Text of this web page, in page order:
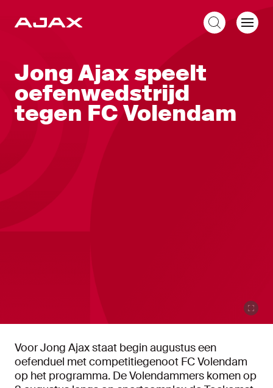
Jong Ajax speelt
oefenwedstrijd
tegen FC Volendam
Voor Jong Ajax staat begin augustus een
oefenduel met competitiegenoot FC Volendam
op het programma. De Volendammers komen op